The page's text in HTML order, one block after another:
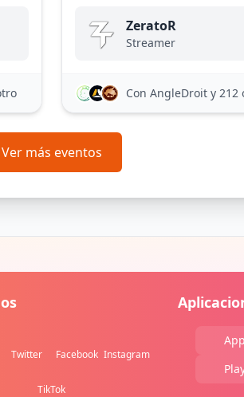
ZeratoR
Streamer
Con AngleDroit y 212
Ver más eventos
Twitter Facebook Instagram
TikTok